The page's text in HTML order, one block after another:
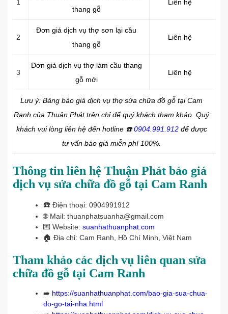
1
thang gỗ
Liên hệ
2
Đơn giá dịch vụ thợ sơn lại cầu
thang gỗ
Liên hệ
3
Đơn giá dịch vụ thợ làm cầu thang
gỗ mới
Liên hệ
Lưu ý: Bảng báo giá dịch vụ thợ sửa chữa đồ gỗ tại Cam
Ranh của Thuận Phát trên chỉ để quý khách tham khảo. Quý
khách vui lòng liên hệ đến hotline ☎️0904.991.912để được
tư vấn báo giá miễn phí 100%.
Thông tin liên hệ Thuận Phát báo giá
dịch vụ sửa chữa đồ gỗ tại Cam Ranh
☎️ Điện thoại: 0904991912
🌐 Mail: thuanphatsuanha@gmail.com
💌 Website: suanhathuanphat.com
🏠 Địa chỉ: Cam Ranh, Hồ Chí Minh, Việt Nam
Tham khảo các dịch vụ liên quan sửa
chữa đồ gỗ tại Cam Ranh
➡️ https://suanhathuanphat.com/bao-gia-sua-chua-
do-go-tai-nha.html